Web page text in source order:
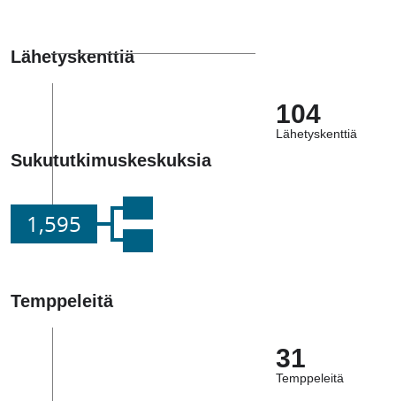
Lähetyskenttiä
104
Lähetyskenttiä
Sukututkimuskeskuksia
1,595
Temppeleitä
31
Temppeleitä